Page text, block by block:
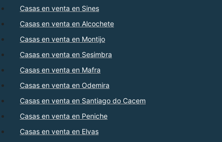
Casas en venta en Sines
Casas en venta en Alcochete
Casas en venta en Montijo
Casas en venta en Sesimbra
Casas en venta en Mafra
Casas en venta en Odemira
Casas en venta en Santiago do Cacem
Casas en venta en Peniche
Casas en venta en Elvas